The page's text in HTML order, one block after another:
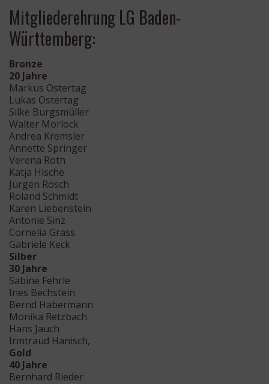
Mitgliederehrung LG Baden-
Württemberg:
Bronze
20 Jahre
Markus Ostertag
Lukas Ostertag
Silke Burgsmüller
Walter Morlock
Andrea Kremsler
Annette Springer
Verena Roth
Katja Hische
Jürgen Rösch
Roland Schmidt
Karen Liebenstein
Antonie Sinz
Cornelia Grass
Gabriele Keck
Silber
30 Jahre
Sabine Fehrle
Ines Bechstein
Bernd Habermann
Monika Retzbach
Hans Jauch
Irmtraud Hanisch,
Gold
40 Jahre
Bernhard Rieder